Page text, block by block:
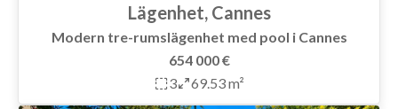
Lägenhet, Cannes
Modern tre-rumslägenhet med pool i Cannes
654 000 €
3
69.53 m²